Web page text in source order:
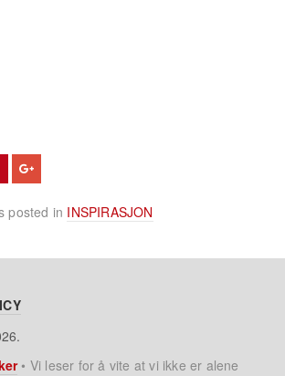
posted in INSPIRASJON
• Vi leser for å vite at vi ikke er alene